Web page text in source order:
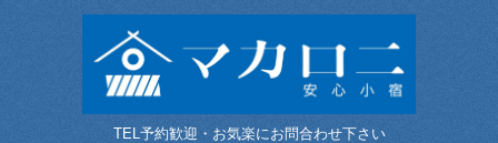
TEL予約歓迎・お気楽にお問合わせ下さい